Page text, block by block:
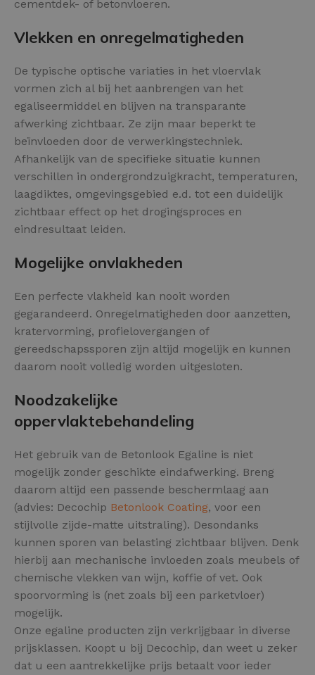
cementdek- of betonvloeren.
Vlekken en onregelmatigheden
De typische optische variaties in het vloervlak
vormen zich al bij het aanbrengen van het
egaliseermiddel en blijven na transparante
afwerking zichtbaar. Ze zijn maar beperkt te
beïnvloeden door de verwerkingstechniek.
Afhankelijk van de specifieke situatie kunnen
verschillen in ondergrondzuigkracht, temperaturen,
laagdiktes, omgevingsgebied e.d. tot een duidelijk
zichtbaar effect op het drogingsproces en
eindresultaat leiden.
Mogelijke onvlakheden
Een perfecte vlakheid kan nooit worden
gegarandeerd. Onregelmatigheden door aanzetten,
kratervorming, profielovergangen of
gereedschapssporen zijn altijd mogelijk en kunnen
daarom nooit volledig worden uitgesloten.
Noodzakelijke
oppervlaktebehandeling
Het gebruik van de Betonlook Egaline is niet
mogelijk zonder geschikte eindafwerking. Breng
daarom altijd een passende beschermlaag aan
(advies: Decochip Betonlook Coating, voor een
stijlvolle zijde-matte uitstraling). Desondanks
kunnen sporen van belasting zichtbaar blijven. Denk
hierbij aan mechanische invloeden zoals meubels of
chemische vlekken van wijn, koffie of vet. Ook
spoorvorming is (net zoals bij een parketvloer)
mogelijk.
Onze egaline producten zijn verkrijgbaar in diverse
prijsklassen. Koopt u bij Decochip, dan weet u zeker
dat u een aantrekkelijke prijs betaalt voor ieder